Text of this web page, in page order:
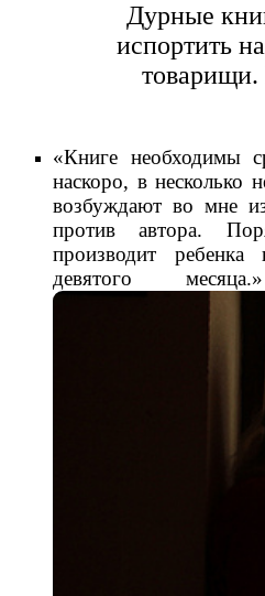
Дурные
испортить
«Книге необходимы
наскоро, в несколько
возбуждают во мне
против автора.
производит
девятого